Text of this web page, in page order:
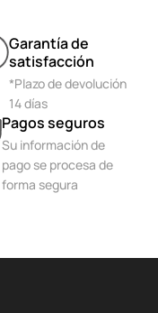
Garantía de
satisfacción
*Plazo de devolución
14 días
Pagos seguros
Su información de
pago se procesa de
forma segura